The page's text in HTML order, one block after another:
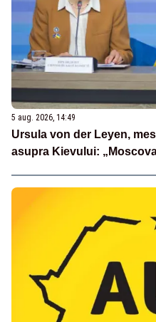
5 aug. 2026, 14:49
Ursula von der Leyen,
asupra Kievului: